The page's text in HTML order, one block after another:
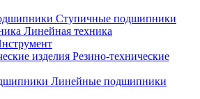
Ступичные подшипники
Линейная техника
Резино-технические
Линейные подшипники